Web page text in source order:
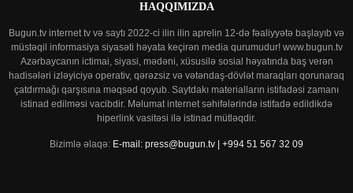
HAQQIMIZDA
Bugun.tv internet tv və saytı 2022-ci ilin ilin aprelin 12-də fəaliyyətə başlayıb və
müstəqil informasiya siyasəti həyata keçirən media qurumudur! www.bugun.tv
Azərbaycanın ictimai, siyasi, mədəni, xüsusilə sosial həyatında baş verən
hadisələri izləyiciyə operativ, qərəzsiz və vətəndaş-dövlət maraqları qorunaraq
çatdırmağı qarşısına məqsəd qoyub. Saytdakı materialların istifadəsi zamanı
istinad edilməsi vacibdir. Məlumat internet səhifələrində istifadə edildikdə
hiperlink vasitəsi ilə istinad mütləqdir.
Bizimlə əlaqə: E-mail: press@bugun.tv | +994 51 567 32 09